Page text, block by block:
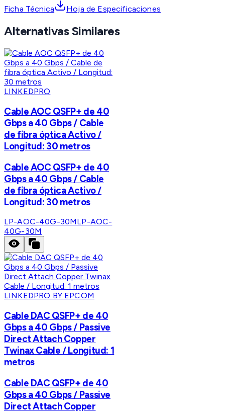
Ficha Técnica Hoja de Especificaciones
Alternativas Similares
LINKEDPRO
Cable AOC QSFP+ de 40
Gbps a 40 Gbps / Cable
de fibra óptica Activo /
Longitud: 30 metros
Cable AOC QSFP+ de 40
Gbps a 40 Gbps / Cable
de fibra óptica Activo /
Longitud: 30 metros
LP-AOC-40G-30MLP-AOC-
40G-30M
LINKEDPRO BY EPCOM
Cable DAC QSFP+ de 40
Gbps a 40 Gbps / Passive
Direct Attach Copper
Twinax Cable / Longitud: 1
metros
Cable DAC QSFP+ de 40
Gbps a 40 Gbps / Passive
Direct Attach Copper